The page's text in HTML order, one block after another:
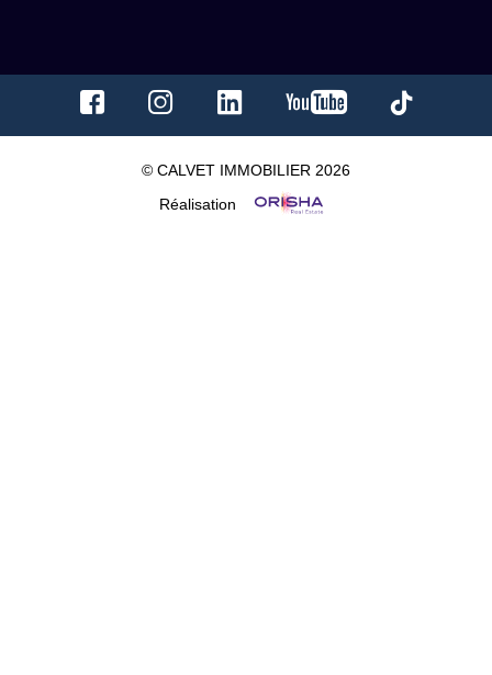
© CALVET IMMOBILIER 2026
Réalisation